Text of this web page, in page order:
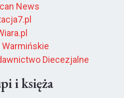
News
Warmińskie
Diecezjalne
i księża